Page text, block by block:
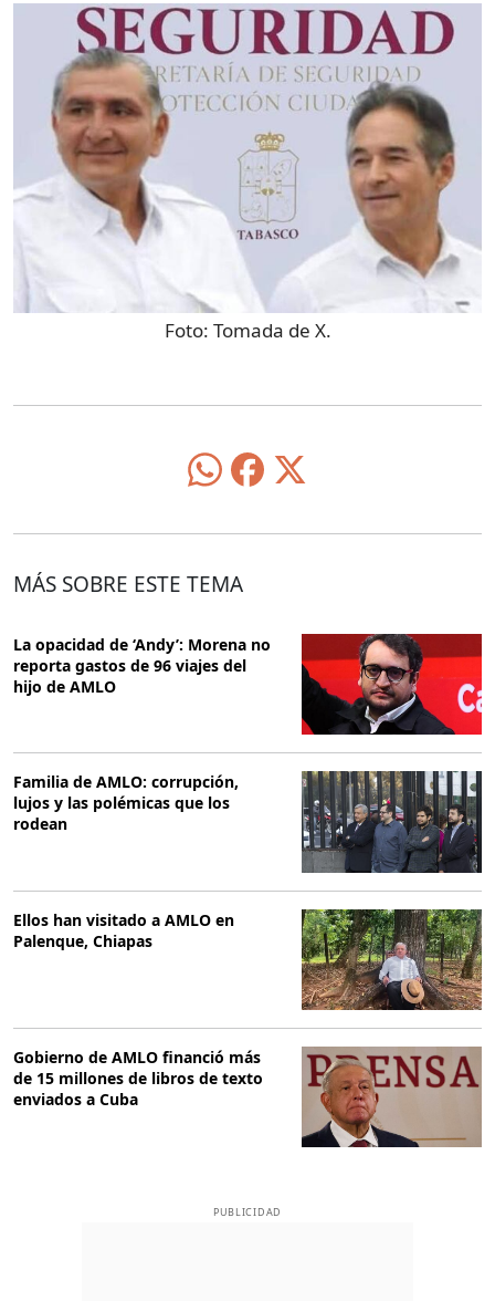
Foto: Tomada de X.
MÁS SOBRE ESTE TEMA
La opacidad de ‘Andy’: Morena no
reporta gastos de 96 viajes del
hijo de AMLO
Familia de AMLO: corrupción,
lujos y las polémicas que los
rodean
Ellos han visitado a AMLO en
Palenque, Chiapas
Gobierno de AMLO financió más
de 15 millones de libros de texto
enviados a Cuba
PUBLICIDAD